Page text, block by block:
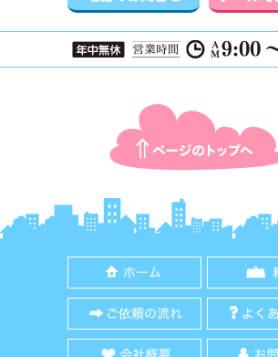
ご依頼の流れ
会社概要